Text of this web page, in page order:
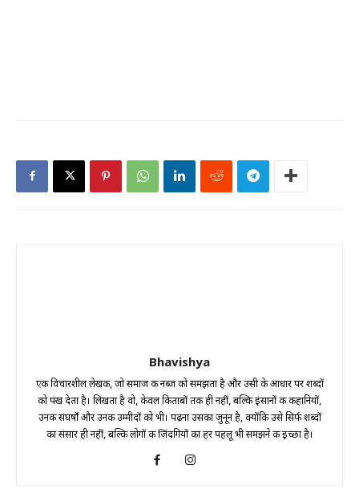
Bhavishya
एक विचारशील लेखक, जो समाज की नब्ज को समझता है और उसी के आधार पर शब्दों
को पंख देता है। लिखता है वो, केवल किताबों तक ही नहीं, बल्कि इंसानों की कहानियों,
उनकी संघर्षों और उनकी उम्मीदों को भी। पढ़ना उसका जुनून है, क्योंकि उसे सिर्फ शब्दों
का संसार ही नहीं, बल्कि लोगों की ज़िंदगियों का हर पहलू भी समझने की इच्छा है।